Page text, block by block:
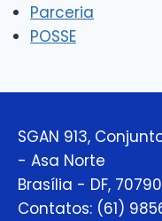
Parceria
POSSE
SGAN 913,
- Asa Norte
Brasília - DF,
Contatos: (61)